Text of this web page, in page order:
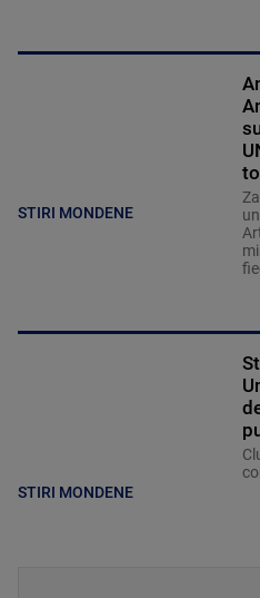
STIRI MONDENE
STIRI MONDENE